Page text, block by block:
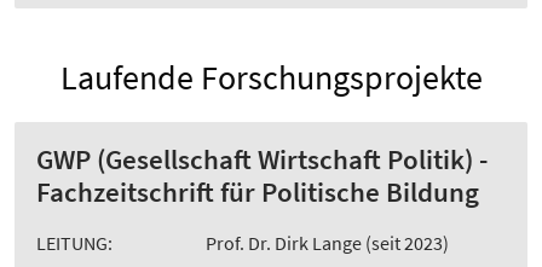
Laufende Forschungsprojekte
GWP (Gesellschaft Wirtschaft Politik) -
Fachzeitschrift für Politische Bildung
LEITUNG:
Prof. Dr. Dirk Lange (seit 2023)